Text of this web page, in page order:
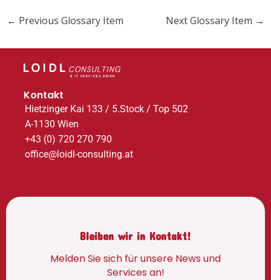
← Previous Glossary Item Next Glossary Item →
Kontakt
Hietzinger Kai 133 / 5.Stock / Top 502
A-1130 Wien
+43 (0) 720 270 790
office@loidl-consulting.at
Bleiben wir in Kontakt!
Melden Sie sich für unsere News und
Services an!